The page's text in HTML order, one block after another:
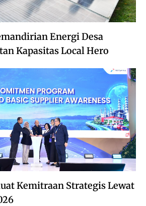
Energi Desa
Kapasitas Local Hero
Kemitraan Strategis Lewat